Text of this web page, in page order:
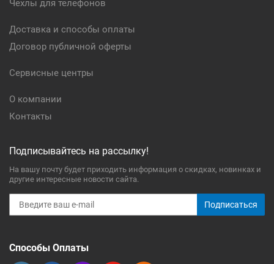
Чехлы для телефонов
Доставка и способы оплаты
Договор публичной оферты
Сервисные центры
О компании
Контакты
Подписывайтесь на рассылку!
На вашу почту будет приходить информация о скидках, новинках и
другие интересные новости сайта.
Подписаться
Способы Оплаты